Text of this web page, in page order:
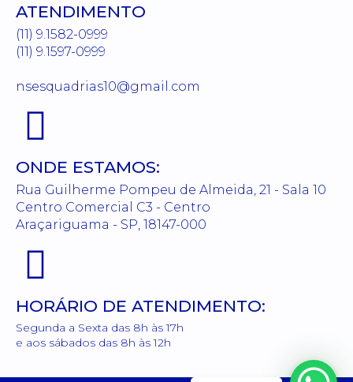
ATENDIMENTO
(11) 9.1582-0999
(11) 9.1597-0999
nsesquadrias10@gmail.com
ONDE ESTAMOS:
Rua Guilherme Pompeu de Almeida, 21 - Sala 10
Centro Comercial C3 - Centro
Araçariguama - SP, 18147-000
HORÁRIO DE ATENDIMENTO:
Segunda a Sexta das 8h às 17h
e aos sábados das 8h às 12h